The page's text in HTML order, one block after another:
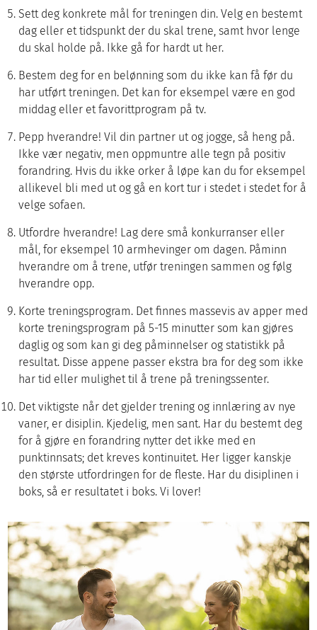
Sett deg konkrete mål for treningen din. Velg en bestemt
dag eller et tidspunkt der du skal trene, samt hvor lenge
du skal holde på. Ikke gå for hardt ut her.
Bestem deg for en belønning som du ikke kan få før du
har utført treningen. Det kan for eksempel være en god
middag eller et favorittprogram på tv.
Pepp hverandre! Vil din partner ut og jogge, så heng på.
Ikke vær negativ, men oppmuntre alle tegn på positiv
forandring. Hvis du ikke orker å løpe kan du for eksempel
allikevel bli med ut og gå en kort tur i stedet i stedet for å
velge sofaen.
Utfordre hverandre! Lag dere små konkurranser eller
mål, for eksempel 10 armhevinger om dagen. Påminn
hverandre om å trene, utfør treningen sammen og følg
hverandre opp.
Korte treningsprogram. Det finnes massevis av apper med
korte treningsprogram på 5-15 minutter som kan gjøres
daglig og som kan gi deg påminnelser og statistikk på
resultat. Disse appene passer ekstra bra for deg som ikke
har tid eller mulighet til å trene på treningssenter.
Det viktigste når det gjelder trening og innlæring av nye
vaner, er disiplin. Kjedelig, men sant. Har du bestemt deg
for å gjøre en forandring nytter det ikke med en
punktinnsats; det kreves kontinuitet. Her ligger kanskje
den største utfordringen for de fleste. Har du disiplinen i
boks, så er resultatet i boks. Vi lover!